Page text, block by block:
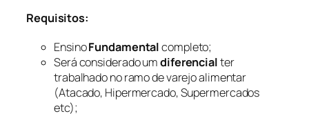
Requisitos:
EnsinoFundamentalcompleto;
Será considerado umdiferencialter
trabalhado no ramo de varejo alimentar
(Atacado, Hipermercado, Supermercados
etc);